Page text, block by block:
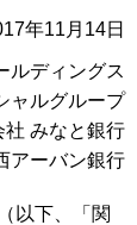
年11月14日
ルディングス
ャルグループ
社 みなと銀行
ーバン銀行
以下、「関